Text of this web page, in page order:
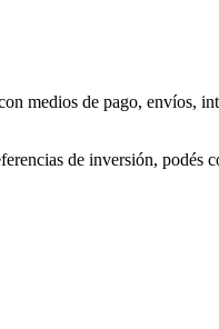
medios de pago, envíos,
de inversión, podés